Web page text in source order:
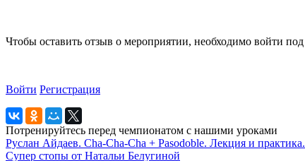
Чтобы оставить отзыв о мероприятии, необходимо войти
Войти Регистрация
Потренируйтесь перед чемпионатом с нашими уроками
Руслан Айдаев. Cha-Cha-Cha + Pasodoble. Лекция и
Супер стопы от Натальи Белугиной